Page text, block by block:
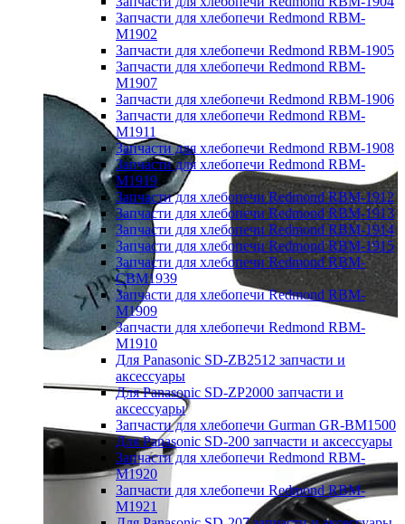
Запчасти для хлебопечи Redmond RBM-
M1902
Запчасти для хлебопечи Redmond RBM-1905
Запчасти для хлебопечи Redmond RBM-
M1907
Запчасти для хлебопечи Redmond RBM-1906
Запчасти для хлебопечи Redmond RBM-
M1911
Запчасти для хлебопечи Redmond RBM-1908
Запчасти для хлебопечи Redmond RBM-
M1919
Запчасти для хлебопечи Redmond RBM-1912
Запчасти для хлебопечи Redmond RBM-1913
Запчасти для хлебопечи Redmond RBM-1914
Запчасти для хлебопечи Redmond RBM-1915
Запчасти для хлебопечи Redmond RBM-
CBM1939
Запчасти для хлебопечи Redmond RBM-
M1909
Запчасти для хлебопечи Redmond RBM-
M1910
Для Panasonic SD-ZB2512 запчасти и
аксессуары
Для Panasonic SD-ZP2000 запчасти и
аксессуары
Запчасти для хлебопечи Gurman GR-BM1500
Для Panasonic SD-200 запчасти и аксессуары
Запчасти для хлебопечи Redmond RBM-
M1920
Запчасти для хлебопечи Redmond RBM-
M1921